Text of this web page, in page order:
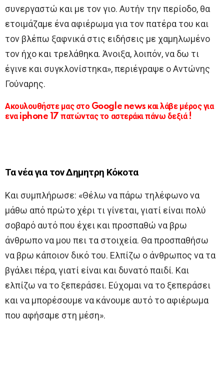
συνεργαστώ και με τον γιο. Αυτήν την περίοδο, θα
ετοιμάζαμε ένα αφιέρωμα για τον πατέρα του και
τον βλέπω ξαφνικά στις ειδήσεις με χαμηλωμένο
τον ήχο και τρελάθηκα. Άνοιξα, λοιπόν, να δω τι
έγινε και συγκλονίστηκα», περιέγραψε ο Αντώνης
Γούναρης.
Ακουλουθήστε μας στο Google news και λάβε μέρος για
ενα iphone 17 πατώντας το αστεράκι πάνω δεξιά !
Τα νέα για τον Δημητρη Κόκοτα
Και συμπλήρωσε: «Θέλω να πάρω τηλέφωνο να
μάθω από πρώτο χέρι τι γίνεται, γιατί είναι πολύ
σοβαρό αυτό που έχει και προσπαθώ να βρω
άνθρωπο να μου πει τα στοιχεία. Θα προσπαθήσω
να βρω κάποιον δικό του. Ελπίζω ο άνθρωπος να τα
βγάλει πέρα, γιατί είναι και δυνατό παιδί. Και
ελπίζω να το ξεπεράσει. Εύχομαι να το ξεπεράσει
και να μπορέσουμε να κάνουμε αυτό το αφιέρωμα
που αφήσαμε στη μέση».